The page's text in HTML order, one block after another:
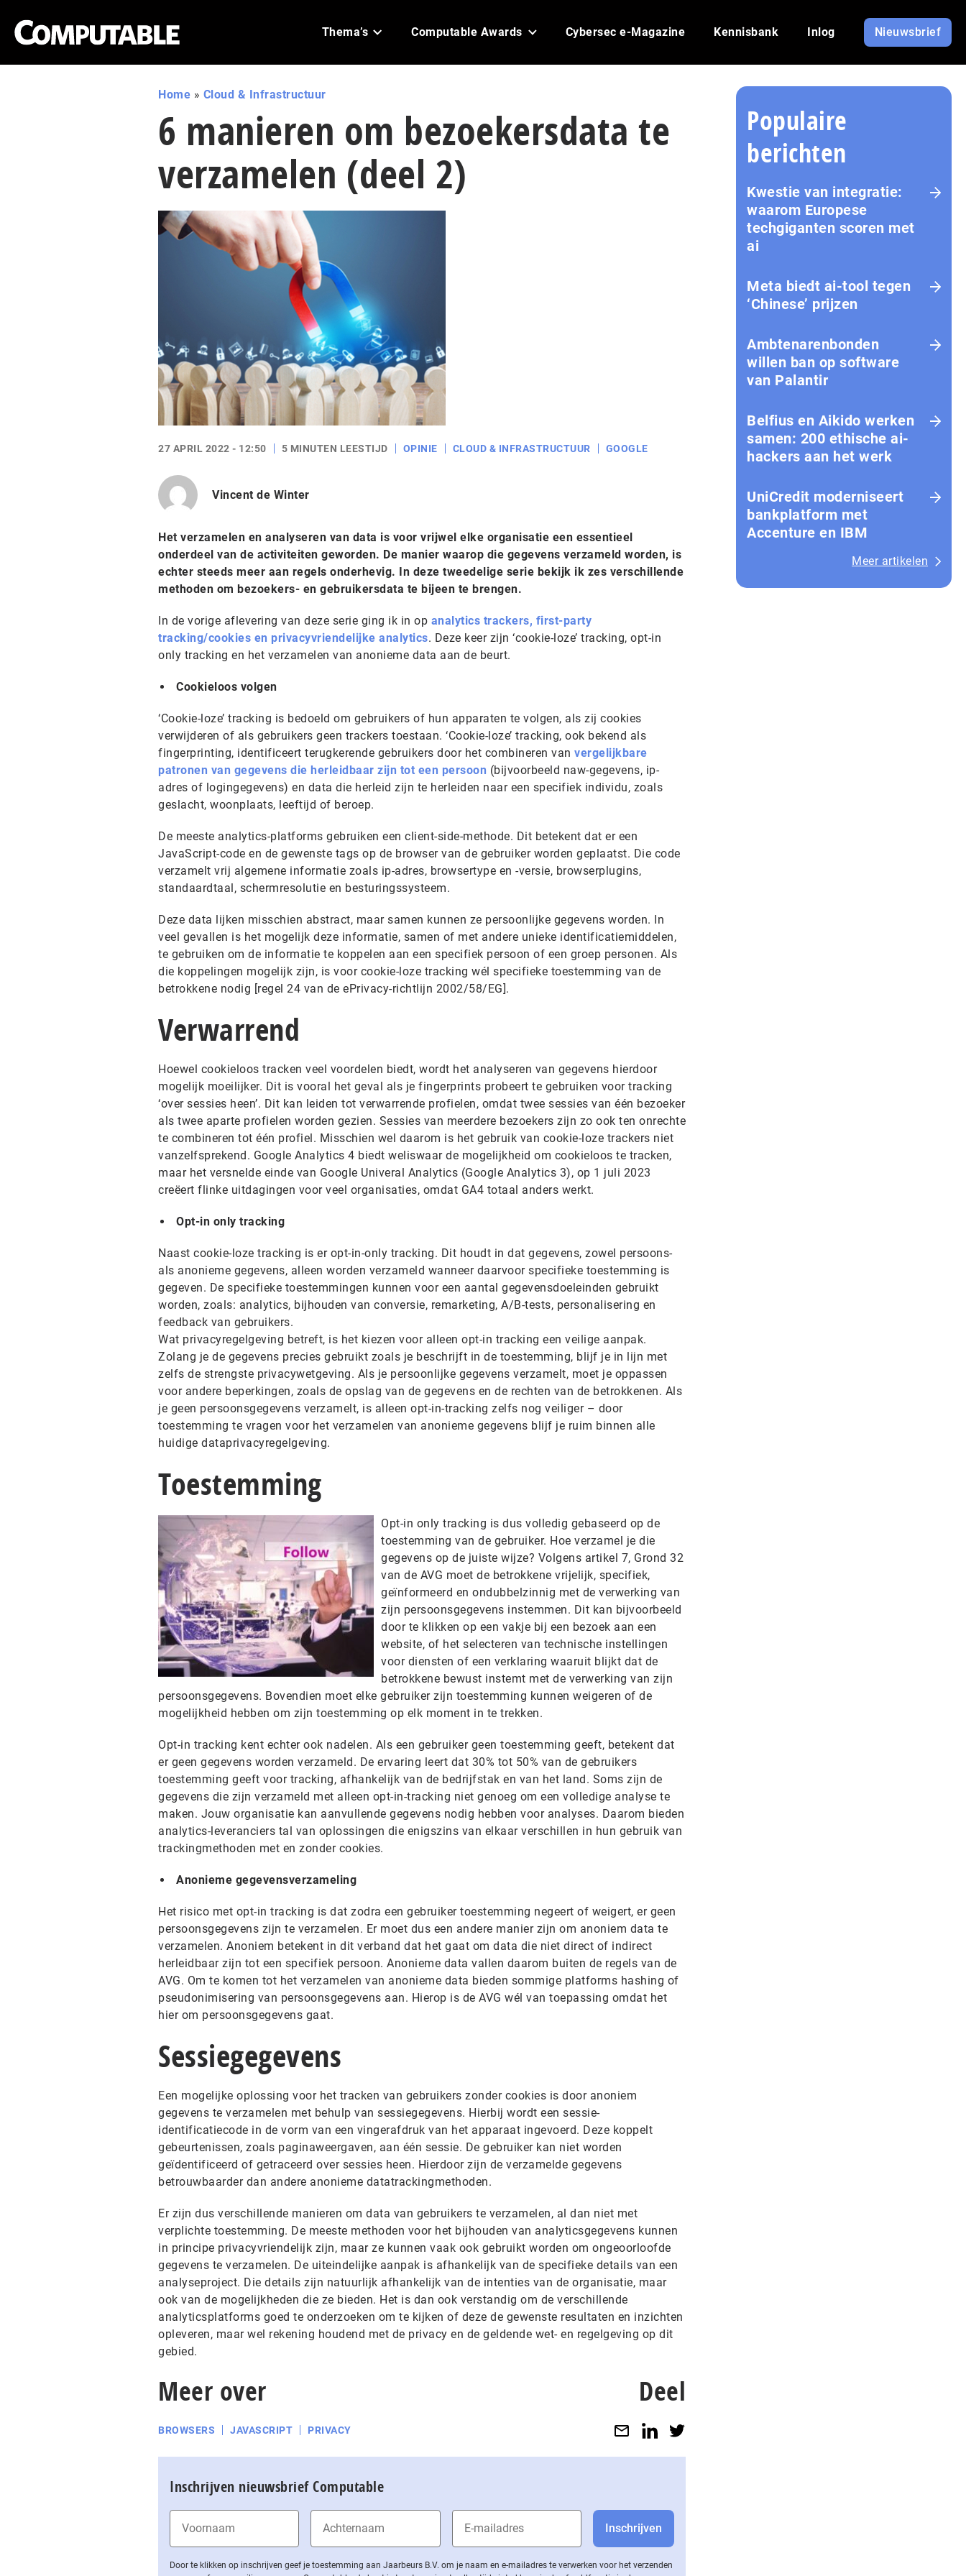
Thema’s Computable Awards Cybersec e-Magazine Kennisbank Inlog Nieuwsbrief
Home » Cloud & Infrastructuur
6 manieren om bezoekersdata te
verzamelen (deel 2)
27 APRIL 2022 - 12:50 5 MINUTEN LEESTIJD OPINIE CLOUD & INFRASTRUCTUUR GOOGLE
Vincent de Winter
Het verzamelen en analyseren van data is voor vrijwel elke organisatie een essentieel
onderdeel van de activiteiten geworden. De manier waarop die gegevens verzameld worden, is
echter steeds meer aan regels onderhevig. In deze tweedelige serie bekijk ik zes verschillende
methoden om bezoekers- en gebruikersdata te bijeen te brengen.
In de vorige aflevering van deze serie ging ik in op analytics trackers, first-party
tracking/cookies en privacyvriendelijke analytics. Deze keer zijn ‘cookie-loze’ tracking, opt-in
only tracking en het verzamelen van anonieme data aan de beurt.
Cookieloos volgen
‘Cookie-loze’ tracking is bedoeld om gebruikers of hun apparaten te volgen, als zij cookies
verwijderen of als gebruikers geen trackers toestaan. ‘Cookie-loze’ tracking, ook bekend als
fingerprinting, identificeert terugkerende gebruikers door het combineren van vergelijkbare
patronen van gegevens die herleidbaar zijn tot een persoon (bijvoorbeeld naw-gegevens, ip-
adres of logingegevens) en data die herleid zijn te herleiden naar een specifiek individu, zoals
geslacht, woonplaats, leeftijd of beroep.
De meeste analytics-platforms gebruiken een client-side-methode. Dit betekent dat er een
JavaScript-code en de gewenste tags op de browser van de gebruiker worden geplaatst. Die code
verzamelt vrij algemene informatie zoals ip-adres, browsertype en -versie, browserplugins,
standaardtaal, schermresolutie en besturingssysteem.
Deze data lijken misschien abstract, maar samen kunnen ze persoonlijke gegevens worden. In
veel gevallen is het mogelijk deze informatie, samen of met andere unieke identificatiemiddelen,
te gebruiken om de informatie te koppelen aan een specifiek persoon of een groep personen. Als
die koppelingen mogelijk zijn, is voor cookie-loze tracking wél specifieke toestemming van de
betrokkene nodig [regel 24 van de ePrivacy-richtlijn 2002/58/EG].
Verwarrend
Hoewel cookieloos tracken veel voordelen biedt, wordt het analyseren van gegevens hierdoor
mogelijk moeilijker. Dit is vooral het geval als je fingerprints probeert te gebruiken voor tracking
‘over sessies heen’. Dit kan leiden tot verwarrende profielen, omdat twee sessies van één bezoeker
als twee aparte profielen worden gezien. Sessies van meerdere bezoekers zijn zo ook ten onrechte
te combineren tot één profiel. Misschien wel daarom is het gebruik van cookie-loze trackers niet
vanzelfsprekend. Google Analytics 4 biedt weliswaar de mogelijkheid om cookieloos te tracken,
maar het versnelde einde van Google Univeral Analytics (Google Analytics 3), op 1 juli 2023
creëert flinke uitdagingen voor veel organisaties, omdat GA4 totaal anders werkt.
Opt-in only tracking
Naast cookie-loze tracking is er opt-in-only tracking. Dit houdt in dat gegevens, zowel persoons-
als anonieme gegevens, alleen worden verzameld wanneer daarvoor specifieke toestemming is
gegeven. De specifieke toestemmingen kunnen voor een aantal gegevensdoeleinden gebruikt
worden, zoals: analytics, bijhouden van conversie, remarketing, A/B-tests, personalisering en
feedback van gebruikers.
Wat privacyregelgeving betreft, is het kiezen voor alleen opt-in tracking een veilige aanpak.
Zolang je de gegevens precies gebruikt zoals je beschrijft in de toestemming, blijf je in lijn met
zelfs de strengste privacywetgeving. Als je persoonlijke gegevens verzamelt, moet je oppassen
voor andere beperkingen, zoals de opslag van de gegevens en de rechten van de betrokkenen. Als
je geen persoonsgegevens verzamelt, is alleen opt-in-tracking zelfs nog veiliger – door
toestemming te vragen voor het verzamelen van anonieme gegevens blijf je ruim binnen alle
huidige dataprivacyregelgeving.
Toestemming
Opt-in only tracking is dus volledig gebaseerd op de
toestemming van de gebruiker. Hoe verzamel je die
gegevens op de juiste wijze? Volgens artikel 7, Grond 32
van de AVG moet de betrokkene vrijelijk, specifiek,
geïnformeerd en ondubbelzinnig met de verwerking van
zijn persoonsgegevens instemmen. Dit kan bijvoorbeeld
door te klikken op een vakje bij een bezoek aan een
website, of het selecteren van technische instellingen
voor diensten of een verklaring waaruit blijkt dat de
betrokkene bewust instemt met de verwerking van zijn
persoonsgegevens. Bovendien moet elke gebruiker zijn toestemming kunnen weigeren of de
mogelijkheid hebben om zijn toestemming op elk moment in te trekken.
Opt-in tracking kent echter ook nadelen. Als een gebruiker geen toestemming geeft, betekent dat
er geen gegevens worden verzameld. De ervaring leert dat 30% tot 50% van de gebruikers
toestemming geeft voor tracking, afhankelijk van de bedrijfstak en van het land. Soms zijn de
gegevens die zijn verzameld met alleen opt-in-tracking niet genoeg om een volledige analyse te
maken. Jouw organisatie kan aanvullende gegevens nodig hebben voor analyses. Daarom bieden
analytics-leveranciers tal van oplossingen die enigszins van elkaar verschillen in hun gebruik van
trackingmethoden met en zonder cookies.
Anonieme gegevensverzameling
Het risico met opt-in tracking is dat zodra een gebruiker toestemming negeert of weigert, er geen
persoonsgegevens zijn te verzamelen. Er moet dus een andere manier zijn om anoniem data te
verzamelen. Anoniem betekent in dit verband dat het gaat om data die niet direct of indirect
herleidbaar zijn tot een specifiek persoon. Anonieme data vallen daarom buiten de regels van de
AVG. Om te komen tot het verzamelen van anonieme data bieden sommige platforms hashing of
pseudonimisering van persoonsgegevens aan. Hierop is de AVG wél van toepassing omdat het
hier om persoonsgegevens gaat.
Sessiegegevens
Een mogelijke oplossing voor het tracken van gebruikers zonder cookies is door anoniem
gegevens te verzamelen met behulp van sessiegegevens. Hierbij wordt een sessie-
identificatiecode in de vorm van een vingerafdruk van het apparaat ingevoerd. Deze koppelt
gebeurtenissen, zoals paginaweergaven, aan één sessie. De gebruiker kan niet worden
geïdentificeerd of getraceerd over sessies heen. Hierdoor zijn de verzamelde gegevens
betrouwbaarder dan andere anonieme datatrackingmethoden.
Er zijn dus verschillende manieren om data van gebruikers te verzamelen, al dan niet met
verplichte toestemming. De meeste methoden voor het bijhouden van analyticsgegevens kunnen
in principe privacyvriendelijk zijn, maar ze kunnen vaak ook gebruikt worden om ongeoorloofde
gegevens te verzamelen. De uiteindelijke aanpak is afhankelijk van de specifieke details van een
analyseproject. Die details zijn natuurlijk afhankelijk van de intenties van de organisatie, maar
ook van de mogelijkheden die ze bieden. Het is dan ook verstandig om de verschillende
analyticsplatforms goed te onderzoeken om te kijken of deze de gewenste resultaten en inzichten
opleveren, maar wel rekening houdend met de privacy en de geldende wet- en regelgeving op dit
gebied.
Meer over
BROWSERS JAVASCRIPT PRIVACY
Deel
Inschrijven nieuwsbrief Computable
Door te klikken op inschrijven geef je toestemming aan Jaarbeurs B.V. om je naam en e-mailadres te verwerken voor het verzenden
Populaire
berichten
Kwestie van integratie:
waarom Europese
techgiganten scoren met
ai
Meta biedt ai-tool tegen
‘Chinese’ prijzen
Amb­te­na­ren­bon­den
willen ban op software
van Palantir
Belfius en Aikido werken
samen: 200 ethische ai-
hackers aan het werk
UniCredit moderniseert
bankplatform met
Accenture en IBM
Meer artikelen